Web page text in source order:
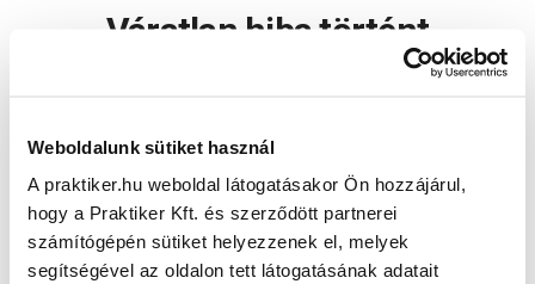
Weboldalunk sütiket használ
A praktiker.hu weboldal látogatásakor Ön hozzájárul,
hogy a Praktiker Kft. és szerződött partnerei
számítógépén sütiket helyezzenek el, melyek
segítségével az oldalon tett látogatásának adatait
Váratlan hiba történt
Oldal újratöltése